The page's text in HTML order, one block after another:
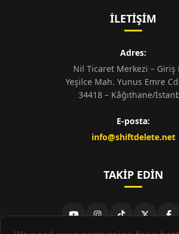
İLETIŞIM
Adres:
Nil Ticaret Merkezi – Giriş
Yeşilce Mah. Yunus Emre
34418 – Kâğıthane/
E-posta:
info@shiftdelete.net
TAKIP EDIN